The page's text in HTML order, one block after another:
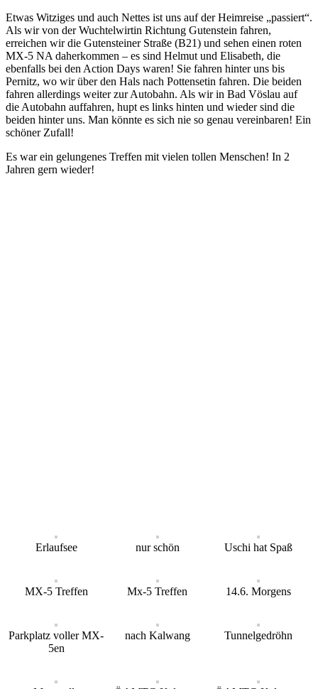
Etwas Witziges und auch Nettes ist uns auf der Heimreise „passiert“.
Als wir von der Wuchtelwirtin Richtung Gutenstein fahren,
erreichen wir die Gutensteiner Straße (B21) und sehen einen roten
MX-5 NA daherkommen – es sind Helmut und Elisabeth, die
ebenfalls bei den Action Days waren! Sie fahren hinter uns bis
Pernitz, wo wir über den Hals nach Pottensetin fahren. Die beiden
fahren allerdings weiter zur Autobahn. Als wir in Bad Vöslau auf
die Autobahn auffahren, hupt es links hinten und wieder sind die
beiden hinter uns. Man könnte es sich nie so genau vereinbaren! Ein
schöner Zufall!
Es war ein gelungenes Treffen mit vielen tollen Menschen! In 2
Jahren gern wieder!
Erlaufsee nur schön Uschi hat Spaß
MX-5 Treffen Mx-5 Treffen 14.6. Morgens
Parkplatz voller MX-
5en
nach Kalwang Tunnelgedröhn